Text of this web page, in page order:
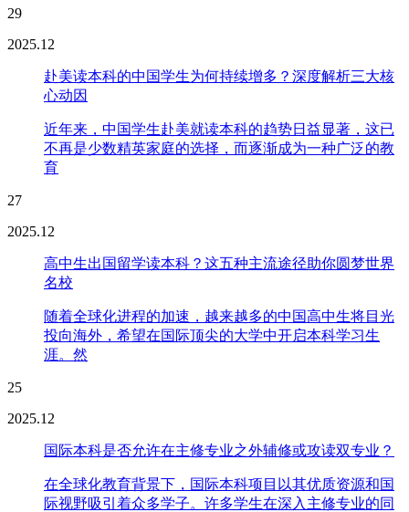
29
2025.12
赴美读本科的中国学生为何持续增多？深度解析三大核
心动因
近年来，中国学生赴美就读本科的趋势日益显著，这已
不再是少数精英家庭的选择，而逐渐成为一种广泛的教
育
27
2025.12
高中生出国留学读本科？这五种主流途径助你圆梦世界
名校
随着全球化进程的加速，越来越多的中国高中生将目光
投向海外，希望在国际顶尖的大学中开启本科学习生
涯。然
25
2025.12
国际本科是否允许在主修专业之外辅修或攻读双专业？
在全球化教育背景下，国际本科项目以其优质资源和国
际视野吸引着众多学子。许多学生在深入主修专业的同